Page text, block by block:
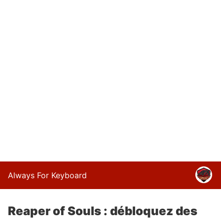
Always For Keyboard
Reaper of Souls : débloquez des